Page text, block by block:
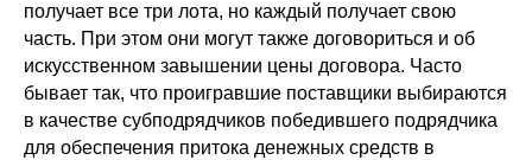
получает все три лота, но каждый получает свою
часть. При этом они могут также договориться и об
искусственном завышении цены договора. Часто
бывает так, что проигравшие поставщики выбираются
в качестве субподрядчиков победившего подрядчика
для обеспечения притока денежных средств в